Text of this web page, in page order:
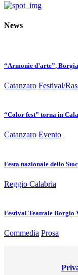
News
“Armonie d’arte”,
Catanzaro Festival/
“Color fest” torna in
Catanzaro Evento
Festa nazionale dello
Reggio Calabria
Festival Teatrale Borgio
Commedia Prosa